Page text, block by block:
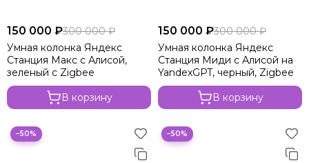
150 000 ₽300 000 ₽
Умная колонка Яндекс
Станция Макс с Алисой,
зеленый с Zigbee
В корзину
150 000 ₽300 000 ₽
Умная колонка Яндекс
Станция Миди с Алисой на
YandexGPT, черный, Zigbee
В корзину
−50% −50%